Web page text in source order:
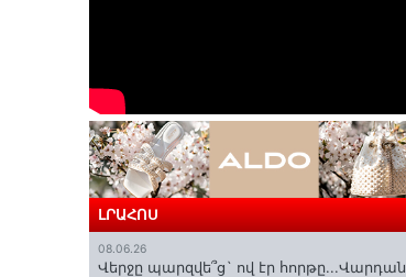
ԼՐԱՀՈՍ
08.06.26
Վերջը պարզվե՞ց` ով էր հորթը...Վարդան